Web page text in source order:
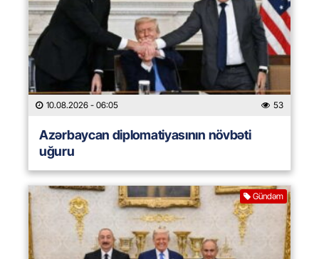
10.08.2026 - 06:05 53
Azərbaycan diplomatiyasının növbəti
uğuru
Gündəm